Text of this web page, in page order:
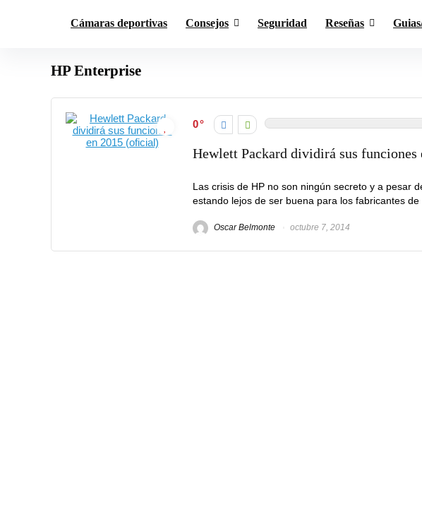
Cámaras deportivas Consejos Seguridad Reseñas
HP Enterprise
0
Hewlett Packard dividirá sus
Las crisis de HP no son ningún secreto y a pesar
estando lejos de ser buena para los fabricantes
Oscar Belmonte octubre 7, 2014